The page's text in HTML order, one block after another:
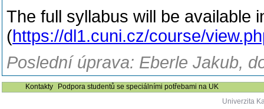
The full syllabus will be available
(https://dl1.cuni.cz/course/
Poslední úprava: Eberle Jakub,
Kontakty
Podpora studentů se speciálními potřebami na UK
Univerzita